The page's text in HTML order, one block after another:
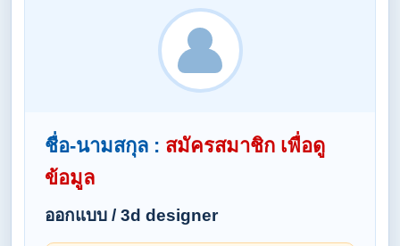
ชื่อ-นามสกุล : สมัครสมาชิก เพื่อดู
ข้อมูล
ออกแบบ / 3d designer